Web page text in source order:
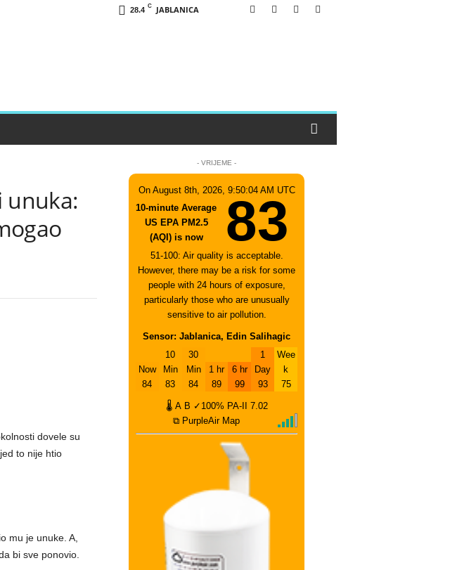
28.4 C JABLANICA
unuka:
dovele su
to nije htio
mu je unuke. A,
bi sve ponovio.
- VRIJEME -
On August 8th, 2026, 9:50:04 AM UTC
10-minute Average
US EPA PM2.5
(AQI) is now
83
51-100: Air quality is acceptable.
However, there may be a risk for some
people with 24 hours of exposure,
particularly those who are unusually
sensitive to air pollution.
Sensor: Jablanica, Edin Salihagic
Now
84
10
Min
83
30
Min
84
1 hr
89
6 hr
99
1
Day
93
Wee
k
75
🌡 A B ✓100% PA-II
7.02
⧉ PurpleAir Map